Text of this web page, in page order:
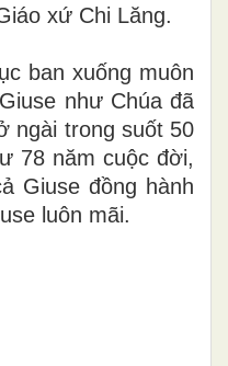
xứ Chi Lăng.
ban xuống muôn
như Chúa đã
ngài trong suốt 50
78 năm cuộc đời,
Giuse đồng hành
luôn mãi.